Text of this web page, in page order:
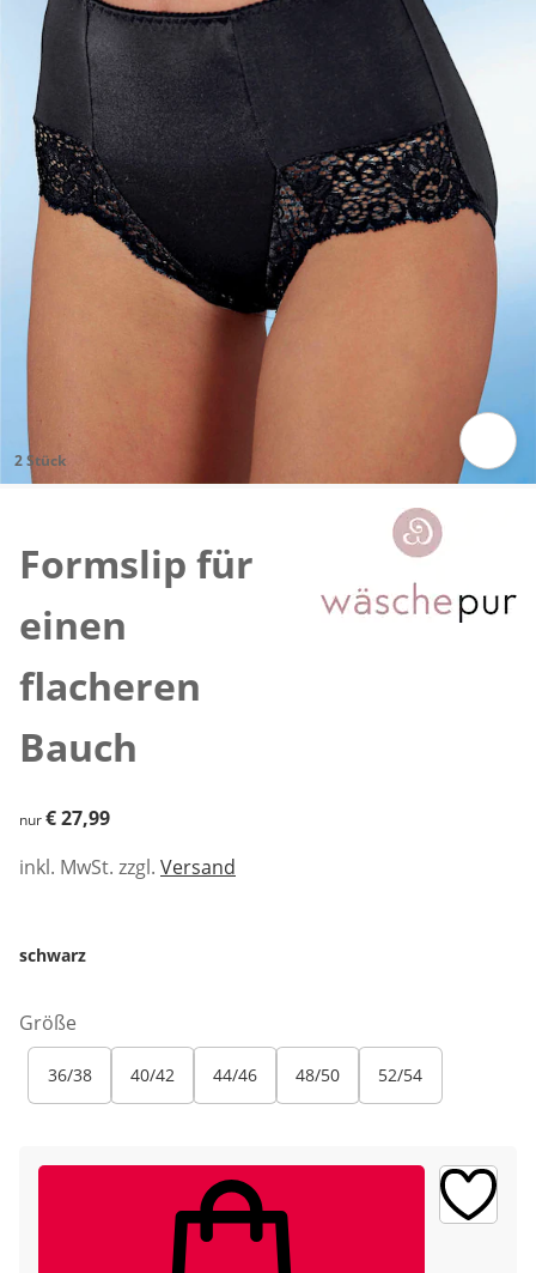
2 Stück
Formslip für
einen
flacheren
Bauch
€ 27,99
nur€ 27,99
inkl. MwSt. zzgl. Versand
schwarz
Größe
36/38 40/42 44/46 48/50 52/54